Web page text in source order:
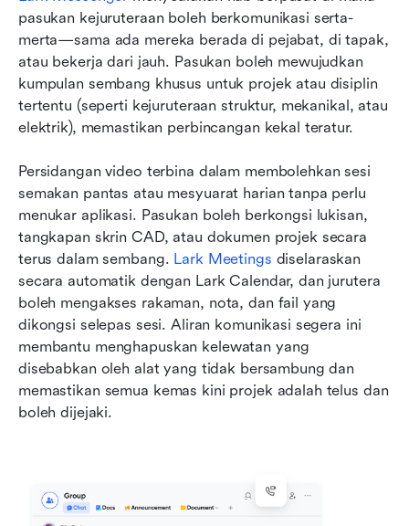
pasukan kejuruteraan boleh berkomunikasi serta-
merta—sama ada mereka berada di pejabat, di tapak,
atau bekerja dari jauh. Pasukan boleh mewujudkan
kumpulan sembang khusus untuk projek atau disiplin
tertentu (seperti kejuruteraan struktur, mekanikal, atau
elektrik), memastikan perbincangan kekal teratur.
Persidangan video terbina dalam membolehkan sesi
semakan pantas atau mesyuarat harian tanpa perlu
menukar aplikasi. Pasukan boleh berkongsi lukisan,
tangkapan skrin CAD, atau dokumen projek secara
terus dalam sembang. Lark Meetings diselaraskan
secara automatik dengan Lark Calendar, dan jurutera
boleh mengakses rakaman, nota, dan fail yang
dikongsi selepas sesi. Aliran komunikasi segera ini
membantu menghapuskan kelewatan yang
disebabkan oleh alat yang tidak bersambung dan
memastikan semua kemas kini projek adalah telus dan
boleh dijejaki.